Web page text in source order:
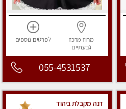
מחוז מרכז
גבעתיים
לפרטים נוספים
055-4531537
דנה מקבלת ביהוד